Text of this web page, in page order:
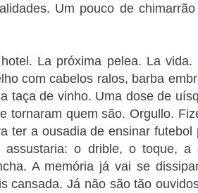
Um pouco de
La próxima pelea. La vida.
com cabelos ralos, barba
taça de vinho. Uma dose de
tornaram quem são. Orgullo.
ter a ousadia de ensinar futebol
o drible, o toque, a
A memória já vai se
cansada. Já não são tão